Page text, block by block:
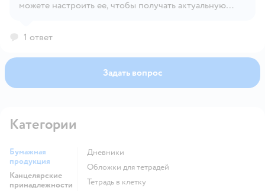
можете настроить ее, чтобы получать актуальную
1 ответ
Задать вопрос
Категории
Бумажная
продукция
Канцелярские
принадлежности
Дневники
Обложки для тетрадей
Тетрадь в клетку